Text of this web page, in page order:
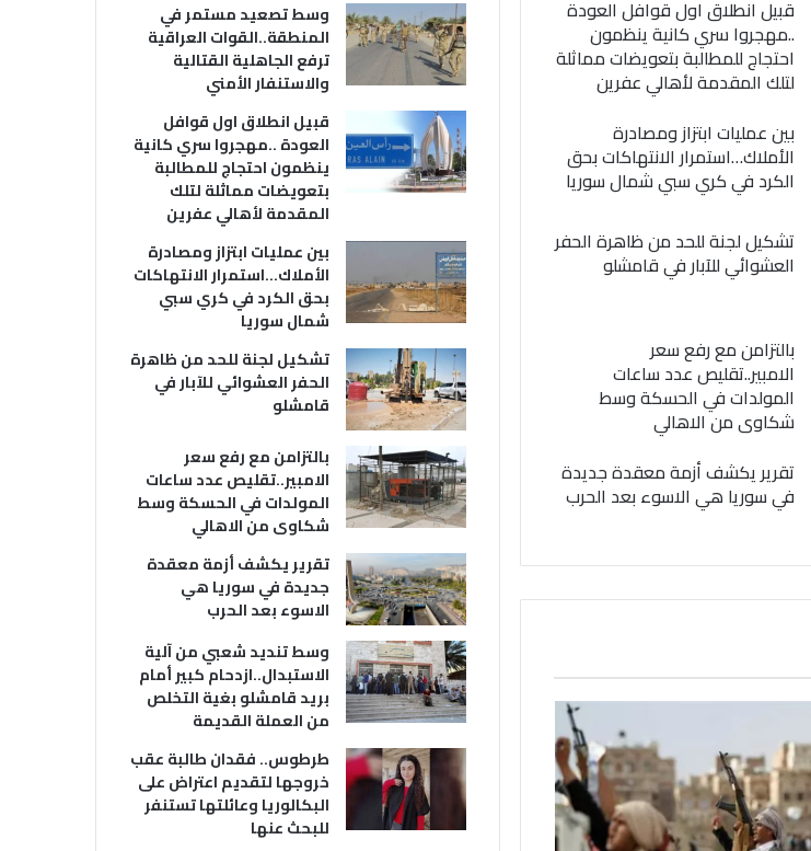
قبيل انطلاق اول قوافل العودة
..مهجروا سري كانية ينظمون
احتجاج للمطالبة بتعويضات مماثلة
لتلك المقدمة لأهالي عفرين
بين عمليات ابتزاز ومصادرة
الأملاك…استمرار الانتهاكات بحق
الكرد في كري سبي شمال سوريا
تشكيل لجنة للحد من ظاهرة الحفر
العشوائي للآبار في قامشلو
بالتزامن مع رفع سعر
الامبير..تقليص عدد ساعات
المولدات في الحسكة وسط
شكاوى من الاهالي
تقرير يكشف أزمة معقدة جديدة
في سوريا هي الاسوء بعد الحرب
وسط تصعيد مستمر في
المنطقة..القوات العراقية
ترفع الجاهلية القتالية
والاستنفار الأمني
قبيل انطلاق اول قوافل
العودة ..مهجروا سري كانية
ينظمون احتجاج للمطالبة
بتعويضات مماثلة لتلك
المقدمة لأهالي عفرين
بين عمليات ابتزاز ومصادرة
الأملاك…استمرار الانتهاكات
بحق الكرد في كري سبي
شمال سوريا
تشكيل لجنة للحد من ظاهرة
الحفر العشوائي للآبار في
قامشلو
بالتزامن مع رفع سعر
الامبير..تقليص عدد ساعات
المولدات في الحسكة وسط
شكاوى من الاهالي
تقرير يكشف أزمة معقدة
جديدة في سوريا هي
الاسوء بعد الحرب
وسط تنديد شعبي من آلية
الاستبدال..ازدحام كبير أمام
بريد قامشلو بغية التخلص
من العملة القديمة
طرطوس.. فقدان طالبة عقب
خروجها لتقديم اعتراض على
البكالوريا وعائلتها تستنفر
للبحث عنها